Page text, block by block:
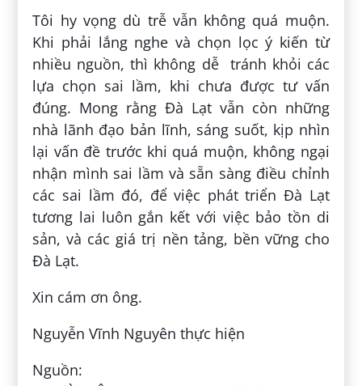
Tôi hy vọng dù trễ vẫn không quá muộn.
Khi phải lắng nghe và chọn lọc ý kiến từ
nhiều nguồn, thì không dễ tránh khỏi các
lựa chọn sai lầm, khi chưa được tư vấn
đúng. Mong rằng Đà Lạt vẫn còn những
nhà lãnh đạo bản lĩnh, sáng suốt, kịp nhìn
lại vấn đề trước khi quá muộn, không ngại
nhận mình sai lầm và sẵn sàng điều chỉnh
các sai lầm đó, để việc phát triển Đà Lạt
tương lai luôn gắn kết với việc bảo tồn di
sản, và các giá trị nền tảng, bền vững cho
Đà Lạt.
Xin cám ơn ông.
Nguyễn Vĩnh Nguyên thực hiện
Nguồn: